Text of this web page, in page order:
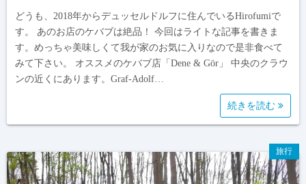
どうも、2018年からデュッセルドルフに住んでいるHirofumiで
す。 あのお店のケバブは絶品！ 今回はライトな記事を書きま
す。めっちゃ美味しくて我が家のお気に入りなので是非食べて
みて下さい。 オススメのケバブ店「Dene & Gör」 中央のクラウ
ンの近くにあります。Graf-Adolf…
続きを読む
旅行